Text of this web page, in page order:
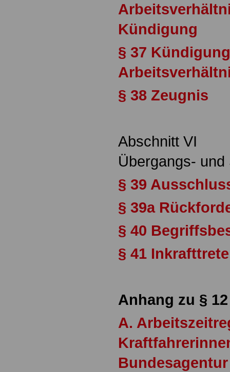
Kündigung
§ 37
§ 38 Zeugnis
Abschnitt VI
Übergangs-
§ 39
§ 39a
§ 40
§ 41
Anhang zu §
A.